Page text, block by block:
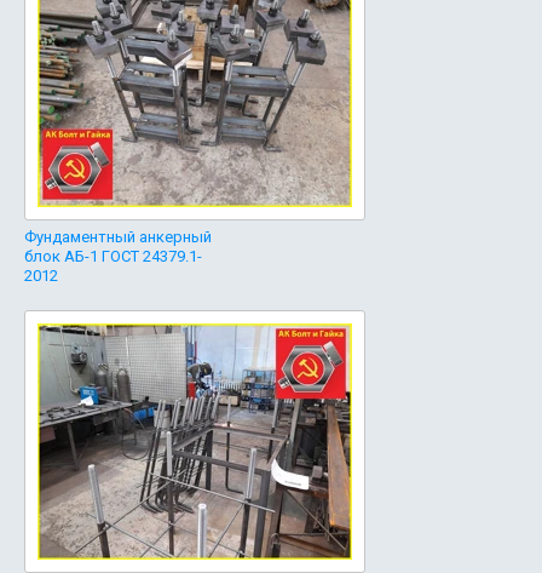
Фундаментный анкерный
блок АБ-1 ГОСТ 24379.1-
2012